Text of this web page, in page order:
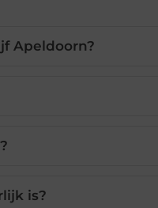
Apeldoorn?
is?